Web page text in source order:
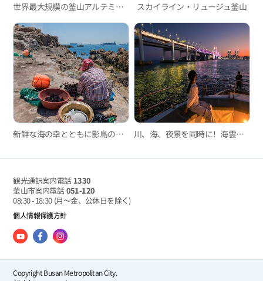
世界最大規模の釜山アルテミュージアム、吸い込まれるようなイマーシブメディアアート！ スカイライン・リュージュ釜山
新鮮な海の幸とともに影島の風情も楽しめる影島海女村 川、海、夜景を同時に！海雲台リバークルーズ
観光通訳案内電話 1330
釜山市案内電話051-120
08:30 - 18:30 (月～金、公休日を除く)
個人情報保護方針
Copyright Busan Metropolitan City.